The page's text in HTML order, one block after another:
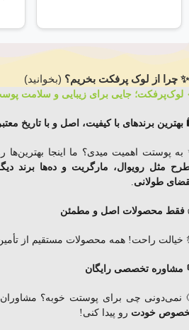
✨ چرا از لوک پرفکت بخریم؟ (بخوانید)
لوک‌پرفکت؛ جایی برای زیبایی و سلامت
برندهای با کیفیت، اصل و با تاریخ معتبر
به پوستت اهمیت میدی؟ ما اینجا بهترین‌ها
مثل رویوال، مارگریت و ده‌ها برند
طولانی
فقط محصولات اصل و مطمئن
خیالت راحت! همه محصولات مستقیم از
مشاوره تخصصی رایگان
نمی‌دونی چی برای پوستت خوبه؟
خودت رو پیدا کنی!